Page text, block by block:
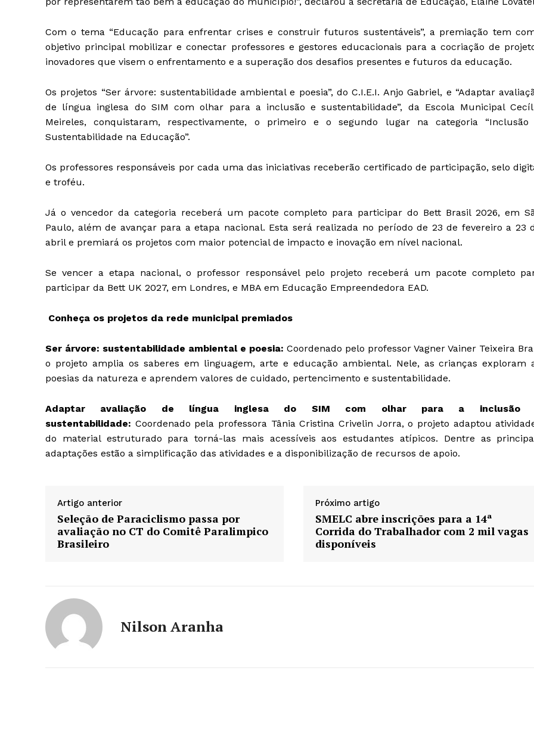
Com o tema “Educação para enfrentar crises e construir futuros sustentáveis”, a premiação tem
objetivo principal mobilizar e conectar professores e gestores educacionais para a cocriação de
inovadores que visem o enfrentamento e a superação dos desafios presentes e futuros da educação.
Os projetos “Ser árvore: sustentabilidade ambiental e poesia”, do C.I.E.I. Anjo Gabriel, e “Adaptar
de língua inglesa do SIM com olhar para a inclusão e sustentabilidade”, da Escola Municipal
Meireles, conquistaram, respectivamente, o primeiro e o segundo lugar na categoria “Inclusão
Sustentabilidade na Educação”.
Os professores responsáveis por cada uma das iniciativas receberão certificado de participação, selo
e troféu.
Já o vencedor da categoria receberá um pacote completo para participar do Bett Brasil 2026, em
Paulo, além de avançar para a etapa nacional. Esta será realizada no período de 23 de fevereiro a 23
abril e premiará os projetos com maior potencial de impacto e inovação em nível nacional.
Se vencer a etapa nacional, o professor responsável pelo projeto receberá um pacote completo
participar da Bett UK 2027, em Londres, e MBA em Educação Empreendedora EAD.
Conheça os projetos da rede municipal premiados
Ser árvore: sustentabilidade ambiental e poesia: Coordenado pelo professor Vagner Vainer Teixeira
o projeto amplia os saberes em linguagem, arte e educação ambiental. Nele, as crianças exploram
poesias da natureza e aprendem valores de cuidado, pertencimento e sustentabilidade.
Adaptar avaliação de língua inglesa do SIM com olhar para a inclusão
sustentabilidade: Coordenado pela professora Tânia Cristina Crivelin Jorra, o projeto adaptou
do material estruturado para torná-las mais acessíveis aos estudantes atípicos. Dentre as
adaptações estão a simplificação das atividades e a disponibilização de recursos de apoio.
Artigo anterior
Seleção de Paraciclismo passa por
avaliação no CT do Comitê Paralimpico
Brasileiro
Próximo artigo
SMELC abre inscrições para a 14ª
Corrida do Trabalhador com 2 mil vagas
disponíveis
Nilson Aranha